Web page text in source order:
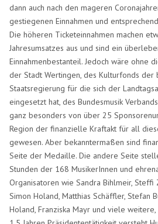
dann auch nach den mageren
gestiegenen Einnahmen und
Die höheren Ticketeinnahmen machen
Jahresumsatzes aus und sind ein
Einnahmenbestanteil. Jedoch wäre ohne
der Stadt Wertingen, des Kulturfonds der
Staatsregierung für die sich der
eingesetzt hat, des Bundesmusik
ganz besonders von über 25
Region der finanzielle Kraftakt für all
gewesen. Aber bekanntermaßen sind
Seite der Medaille. Die andere Seite
Stunden der 168 MusikerInnen und
Organisatoren wie Sandra Bihlmeir, Steffi
Simon Holand, Matthias Schäffler, Stefan
Holand, Franziska Mayr und viele